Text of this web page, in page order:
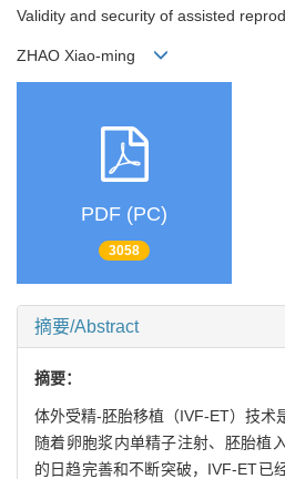
Validity and security of assisted
ZHAO Xiao-ming
PDF (PC)
3058
摘要/Abstract
摘要：
体外受精-胚胎移植（IVF-ET）技术
随着卵胞浆内单精子注射、胚胎植
的日趋完善和不断突破，IVF-ET已